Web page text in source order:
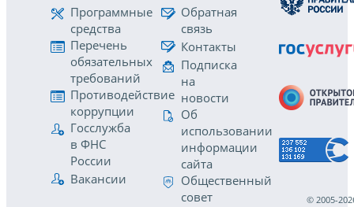
Программные
средства
Перечень
обязательных
требований
Противодействие
коррупции
Госслужба
в ФНС
России
Вакансии
Обратная
связь
Контакты
Подписка
на
новости
Об
использовании
информации
сайта
Общественный
совет
© 2005-